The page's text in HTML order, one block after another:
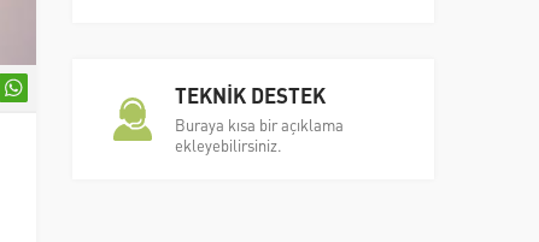
TEKNİK DESTEK
Buraya kısa bir açıklama
ekleyebilirsiniz.